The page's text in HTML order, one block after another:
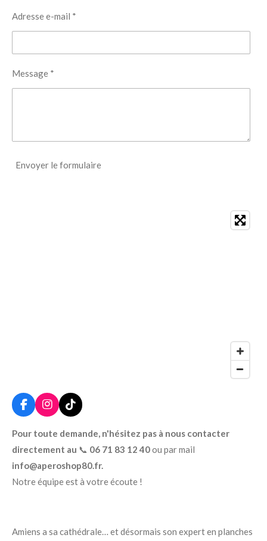
Adresse e-mail *
Message *
Envoyer le formulaire
F
a
c
b
o
k
I
n
s
a
g
a
T
i
k
o
k
Pour toute demande, n'hésitez pas à nous contacter
directement au 📞 06 71 83 12 40ou par mail
info@aperoshop80.fr.
Notre équipe est à votre écoute !
Amiens a sa cathédrale… et désormais son expert en planches